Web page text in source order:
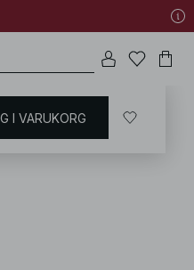
/ Bikinis med bygel
I VARUKORG